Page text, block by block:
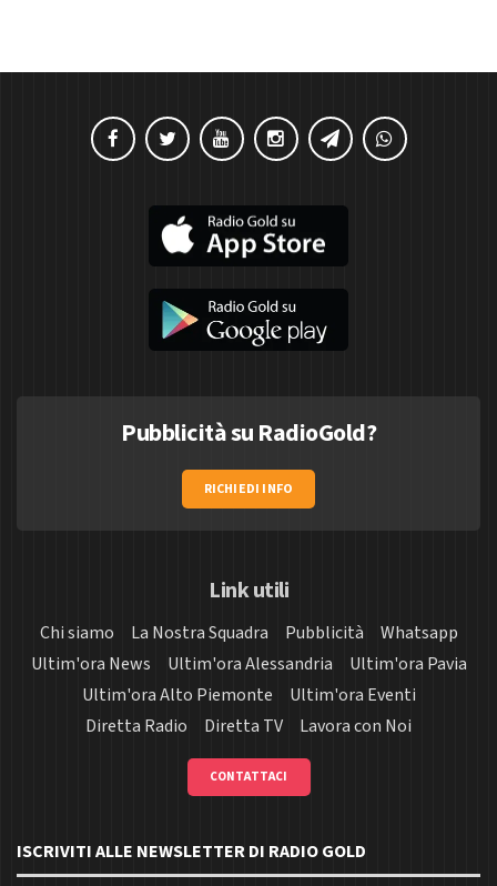
Pubblicità su RadioGold?
RICHIEDI INFO
Link utili
Chi siamo La Nostra Squadra Pubblicità
Whatsapp
Ultim'ora News
Ultim'ora Alessandria
Ultim'ora Pavia
Ultim'ora Alto Piemonte
Ultim'ora Eventi
Diretta Radio
Diretta TV Lavora con Noi
CONTATTACI
ISCRIVITI ALLE NEWSLETTER DI RADIO GOLD